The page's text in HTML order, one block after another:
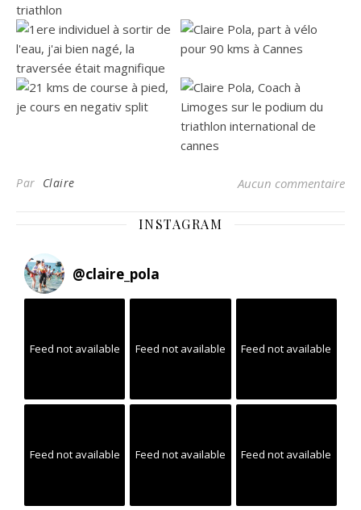
Par Claire Aucun commentaire
INSTAGRAM
@claire_pola
Feed not available Feed not available Feed not available
Feed not available Feed not available Feed not available